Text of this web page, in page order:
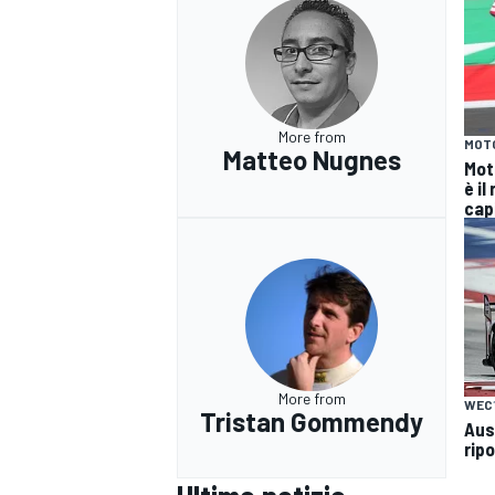
More from
Matteo Nugnes
è il
More from
Tristan Gommendy
WEC